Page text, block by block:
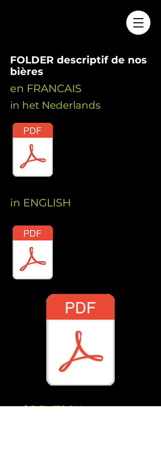
FOLDER descriptif de nos
bières
en FRANCAIS
in het Nederlands
in ENGLISH
auf DEUTSCH